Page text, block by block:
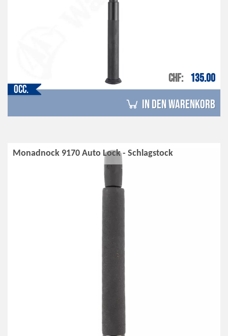
Occ.
CHF 135.00
in den Warenkorb
Monadnock 9170 Auto Lock - Schlagstock